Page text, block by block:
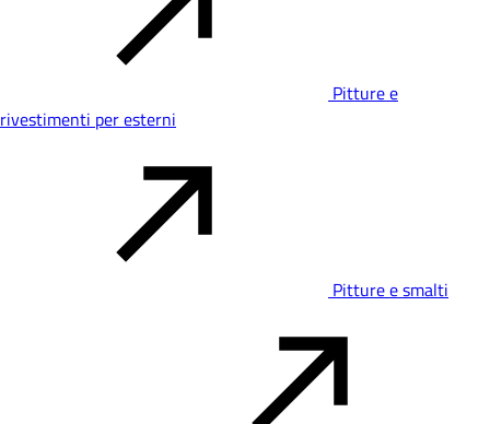
Pitture e
rivestimenti per esterni
Pitture e smalti